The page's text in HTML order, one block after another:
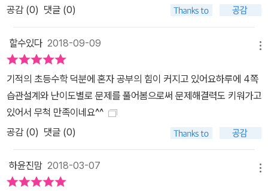
공감 (0) 댓글 (0)
할수있다 2018-09-09
기적의 초등수학 덕분에 혼자 공부의 힘이 커지고 있어요하루에 4쪽
습관설계와 난이도별로 문제를 풀어봄으로써 문제해결력도 키워가고
있어서 무척 만족이네요^^
공감 (0) 댓글 (0)
하윤진맘 2018-03-07